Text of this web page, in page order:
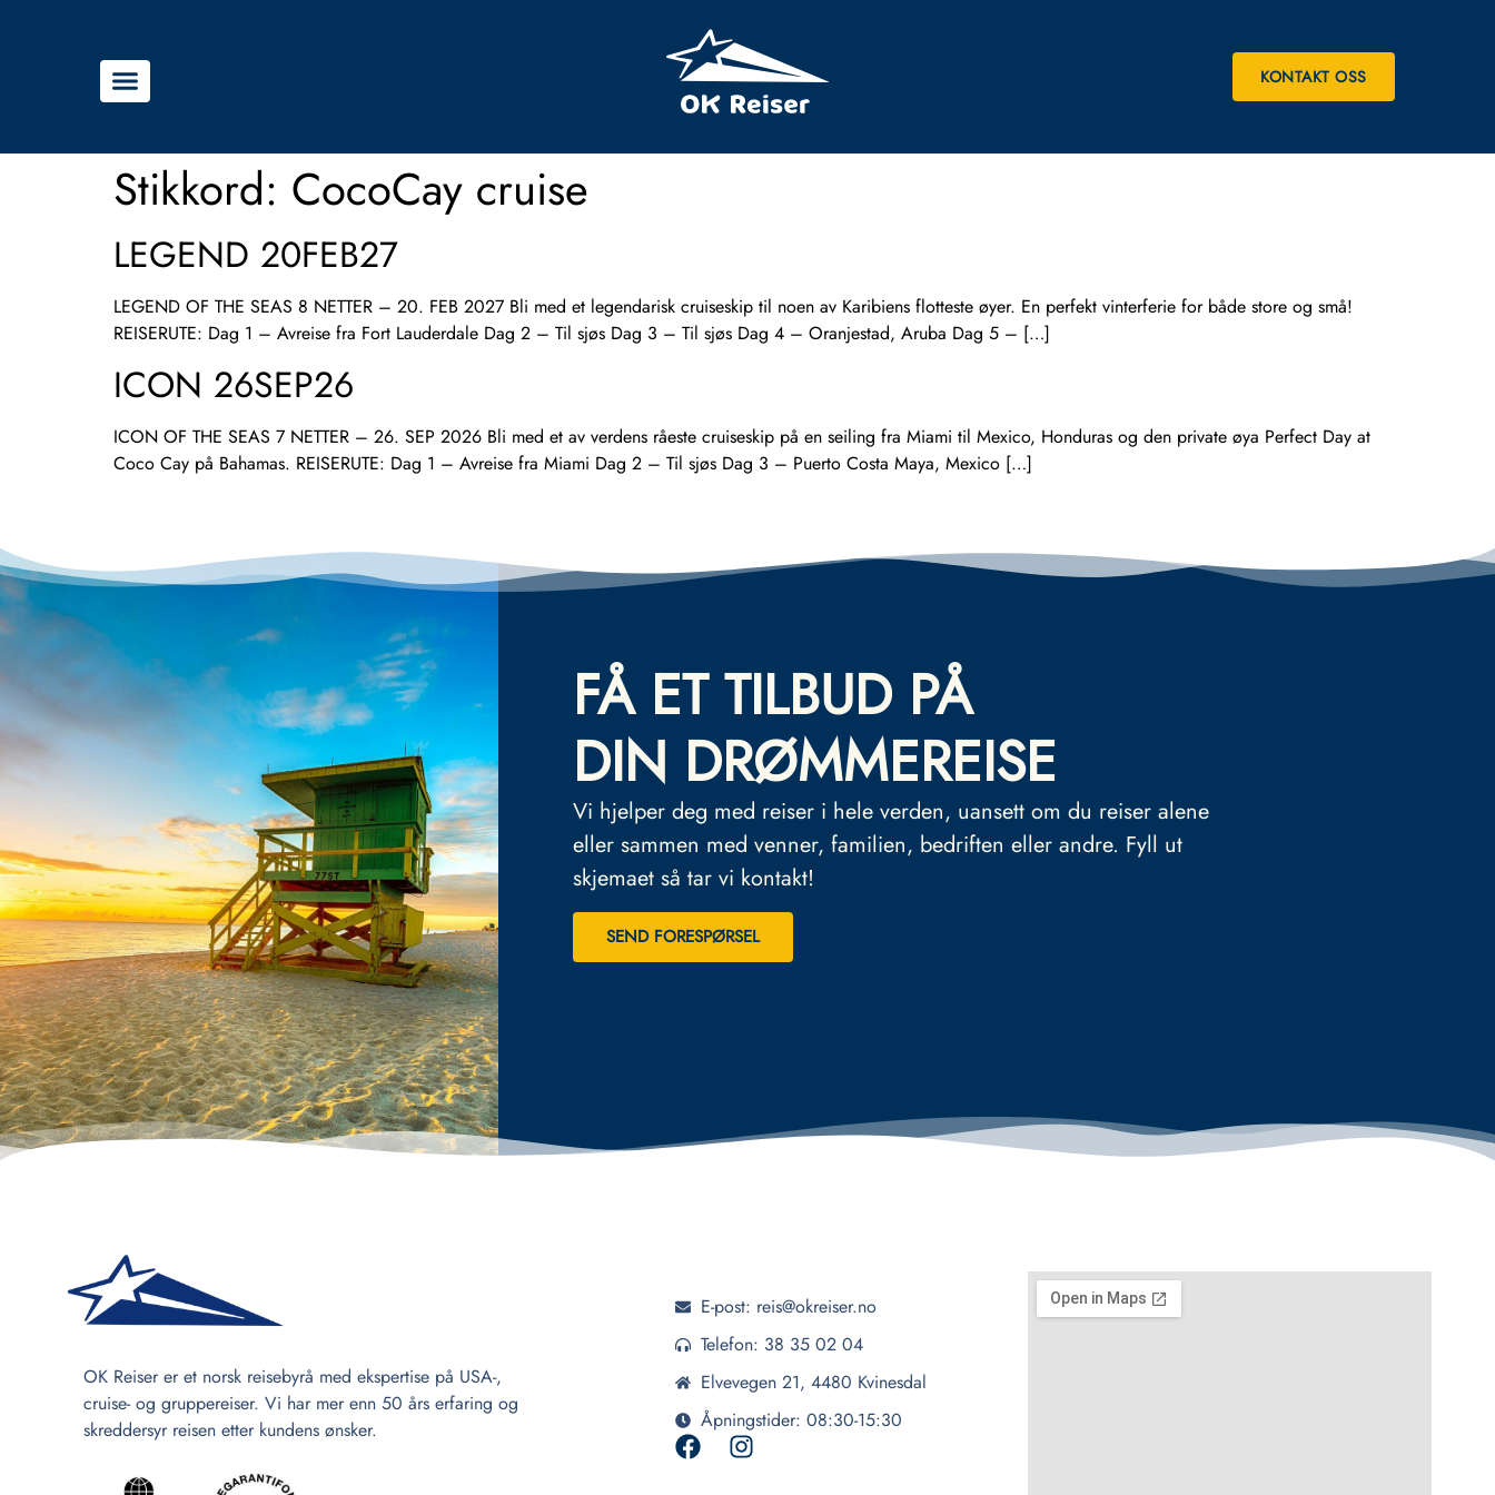
KONTAKT OSS
Stikkord: CocoCay cruise
LEGEND 20FEB27
LEGEND OF THE SEAS 8 NETTER – 20. FEB 2027 Bli med et legendarisk cruiseskip til noen av Karibiens flotteste øyer. En perfekt vinterferie for både store og små!
REISERUTE: Dag 1 – Avreise fra Fort Lauderdale Dag 2 – Til sjøs Dag 3 – Til sjøs Dag 4 – Oranjestad, Aruba Dag 5 – […]
ICON 26SEP26
ICON OF THE SEAS 7 NETTER – 26. SEP 2026 Bli med et av verdens råeste cruiseskip på en seiling fra Miami til Mexico, Honduras og den private øya Perfect Day at
Coco Cay på Bahamas. REISERUTE: Dag 1 – Avreise fra Miami Dag 2 – Til sjøs Dag 3 – Puerto Costa Maya, Mexico […]
FÅ ET TILBUD PÅ
DIN DRØMMEREISE
Vi hjelper deg med reiser i hele verden, uansett om du reiser alene
eller sammen med venner, familien, bedriften eller andre. Fyll ut
skjemaet så tar vi kontakt!
SEND FORESPØRSEL
OK Reiser er et norsk reisebyrå med ekspertise på USA-,
cruise- og gruppereiser. Vi har mer enn 50 års erfaring og
skreddersyr reisen etter kundens ønsker.
E-post: reis@okreiser.no
Telefon: 38 35 02 04
Elvevegen 21, 4480 Kvinesdal
Åpningstider: 08:30-15:30